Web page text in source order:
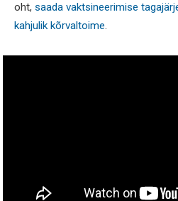
oht, saada vaktsineerimise
kahjulik kõrvaltoime.